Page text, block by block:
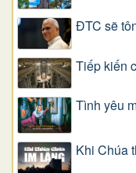
ĐTC sẽ
Tiếp kiến
Tình yêu
Khi Chúa